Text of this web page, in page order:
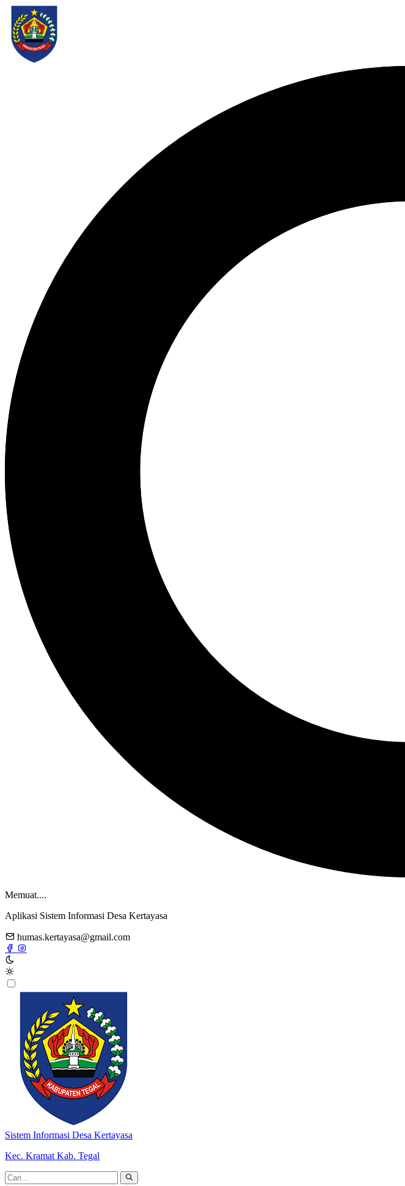
Memuat....
Aplikasi Sistem Informasi Desa Kertayasa
humas.kertayasa@gmail.com
Sistem Informasi Desa Kertayasa
Kec. Kramat Kab. Tegal